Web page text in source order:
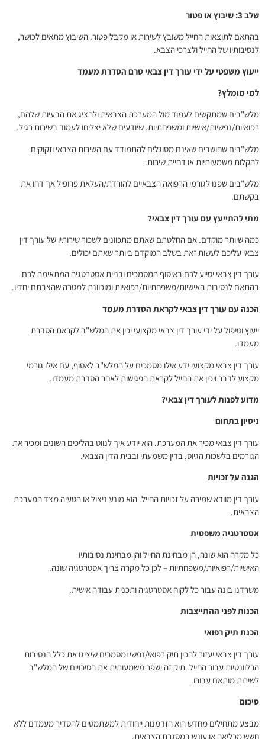
שלב 3: שיבוץ או פטור
בהתאם לתוצאות החייל משובץ לשירות או מקבל פטור. השיבוץ מתאים לכושר,
לנסיבותיו של החייל ולצרכי הצבא.
ייעוץ משפטי על ידי עורך דין צבאי טרם הסדרת מעמד
למי מומלץ?
מלש"בים שמתקשים לעמוד מול המערכת הצבאית ולהציג את הבעיות שלהם,
רפואיות/נפשיות/אישיות ומשפחתיות, שיודעים שלא יצליחו לעמוד בשירות רגיל.
מלש"בים שחושבים שאינם מסוגלים להתמודד עם השירות הצבאי וזקוקים
להקלות משמעותיות או דחיית שירות.
מלש"בים שפנו לגורמי הרפואה הצבאיים להורדת/העלאת פרופיל אך דחו את
בקשתם.
מתי להתייעץ עם עורך דין צבאי?
כמה שיותר מוקדם. אם החלטתם שאתם מתכוונים לשכור שירותיו של עורך דין
צבאי עליכם לעשות זאת בשלב המוקדם ביותר שאתם יכולים.
עורך דין צבאי יסייע לכם באיסוף המסמכים ובניית אסטרטגיה המתאימה לכם
בהתאם לנסיבות האישיות/משפחתיות/רפואיות ומוכוונת למטרה שהצבתם יחדיו.
הכנה עם עורך דין צבאי לקראת הסדרת מעמד
ייעוץ וטיפול על ידי עורך דין צבאי מקצועי יכין את המלש"ב לקראת הסדרת
מעמדו.
עורך דין צבאי מקצועי ידע אילו מסמכים על המלש"ב לאסוף, עם אילו גורמי
מקצוע לדבר ויכין את החייל לקראת הפגישות לאחר הסדרת מעמדו.
מדוע לפנות לעורך דין צבאי?
ניסיון בתחום
עורך דין צבאי מכיר את המערכת. הוא יודע איך לנווט בהליכים השונים ומכיר את
הגורמים בלשכות הגיוס, בדין משמעתי ובבית הדין הצבאי.
הגנה על זכויות
עורך דין מוודא שמירה על זכויות החייל. הוא מונע ניצול או הטעיה מצד המערכת
הצבאית.
אסטרטגיה משפטית
כל מקרה הוא שונה, הן מבחינת החייל והן מבחינת נסיבותיו
האישיות/רפואיות/משפחתיות – לכן כל מקרה צריך אסטרטגיה שונה.
משרדנו בונה עבור כל לקוח אסטרטגיה ותכנית עבודה אישית.
הכנות לפני ההתייצבות
הכנת תיק רפואי
עורך דין צבאי יעזור להכין תיק רפואי/נפשי ומסמכים שיציגו את כלל הנסיבות
הרלוונטיות עבור החייל. תיק זה ישפר משמעותית את הסיכויים של המלש"ב
לשירות מותאם עבורו.
סיכום
מבצע מתחילים מחדש הוא הזדמנות ייחודית למשתמטים להסדיר מעמדם ללא
חשש מכליאה או עונש במסגרת הצבאית.